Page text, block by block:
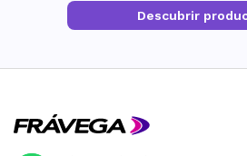
Descubrir